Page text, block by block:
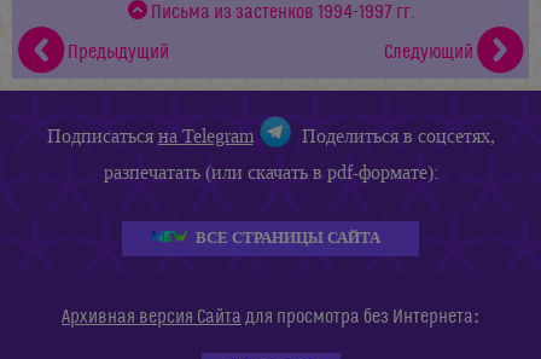
Письма из застенков 1994-1997 гг.
Предыдущий
Следующий
Подписатьсяна Telegram
Поделиться в соцсетях,
разпечатать (или скачать в pdf-формате):
ВСЕ СТРАНИЦЫ САЙТА
Архивная версия Сайта для просмотра без Интернета: